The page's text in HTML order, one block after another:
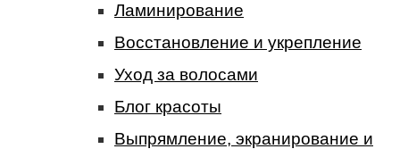
Ламинирование
Восстановление и укрепление
Уход за волосами
Блог красоты
Выпрямление, экранирование и